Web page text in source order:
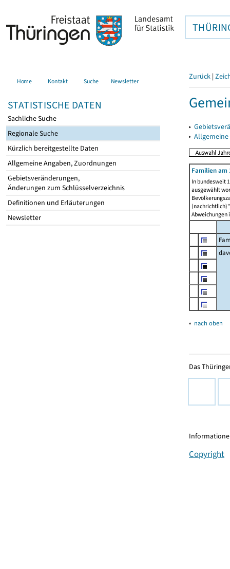
Home Kontakt Suche Newsletter
STATISTISCHE DATEN
Sachliche Suche
Regionale Suche
Kürzlich bereitgestellte Daten
Allgemeine Angaben, Zuordnungen
Gebietsveränderungen,
Änderungen zum Schlüsselverzeichnis
Definitionen und Erläuterungen
Newsletter
Zurück |
▸
▸
Familien am
In bundesweit
ausgewählt
Abweichungen
▴ nach oben
Das
Copyright